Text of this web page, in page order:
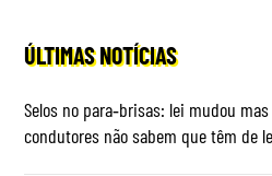
ÚLTIMAS NOTÍCIAS
Selos no para‑brisas: lei mudou
condutores não sabem que têm de